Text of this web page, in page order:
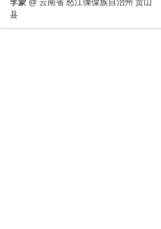
李蒙 @ 云南省 怒江傈僳族自治州 贡山
县